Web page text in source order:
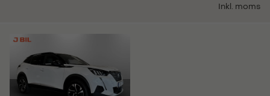
Inkl. moms